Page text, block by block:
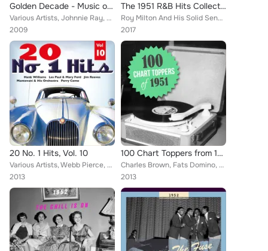
Golden Decade - Music of My Life (Vol. 10)
Various Artists, Johnnie Ray, Jo Stafford, Mantovani & His Orchestra, Ray Price, Bill Haley & His Comets, Carl Smith, Tony Marti...
2009
The 1951 R&B Hits Collection, Vol. 2
Roy Milton And His Solid Senders, B B King, Griffin Brothers, Joe Turner, Roy Milton, Tommy Edwards, Tab Smith (His Famous Alto ...
2017
20 No. 1 Hits, Vol. 10
Various Artists, Webb Pierce, Perry Como, Jimmy Forest, Jim Reeves, Tommy Brown & The Griffin Brothers, Les Paul & Mary Ford, Gu...
2013
100 Chart Toppers from 1951
Charles Brown, Fats Domino, John Greer, Lowell Fulson, BILL HALEY & THE SADDLEMEN, Hank Williams, James Wayne, Jimmy Nelson, Dom...
2013